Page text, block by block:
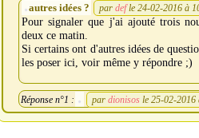
autres idées ? par def le 24-02-2016 à
Pour signaler que j'ai ajouté trois
deux ce matin.
Si certains ont d'autres idées de
les poser ici, voir même y répondre ;)
Réponse n°1 : par dionisos le 25-02-2016